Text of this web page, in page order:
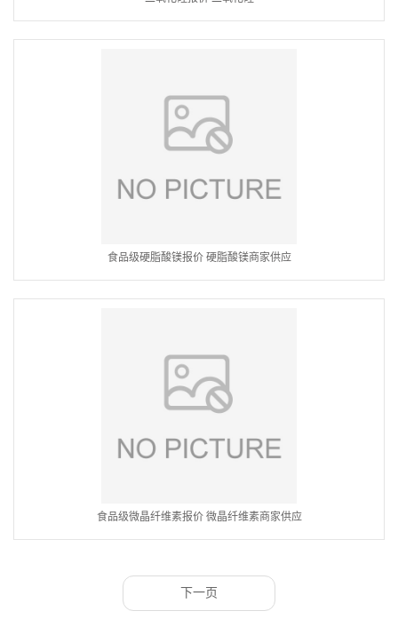
食品级硬脂酸镁报价 硬脂酸镁商家供应
食品级微晶纤维素报价 微晶纤维素商家供应
下一页